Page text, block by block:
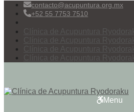
contacto@acupuntura.org.mx
+52 55 7753 7510
Clínica de Acupuntura
Clínica de Acupuntura
Clínica de Acupuntura
Clínica de Acupuntura
Menu